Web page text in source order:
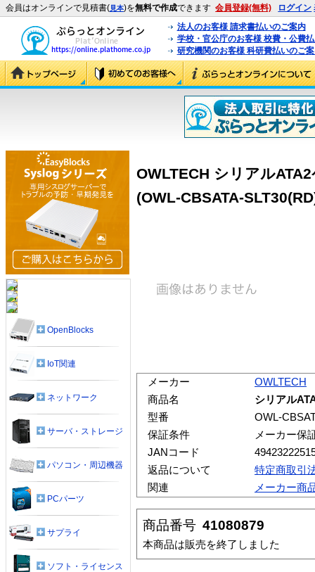
会員はオンラインで見積書(見本)を無料で作成できます 会員登録(無料) ログイン
法人のお客様 請求書払いのご案内
学校・官公庁のお客様 校費・公費
研究機関のお客様 科研費払いのご
OWLTECH シリアル
(OWL-CBSATA-
メーカー
OWLTECH
商品名
シリアル
型番
OWL-
保証条件
メーカー保
JANコード
返品について
特定商取引
関連
メーカー商
商品番号 41080879
本商品は販売を終了しました
OpenBlocks
IoT関連
ネットワーク
サーバ・ストレージ
パソコン・周辺機器
PCパーツ
サプライ
ソフト・ライセンス